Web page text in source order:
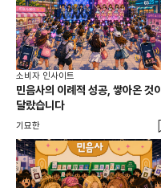
소비자 인사이트
민음사의 이례적 성공, 쌓아온 것이
달랐습니다
기묘한